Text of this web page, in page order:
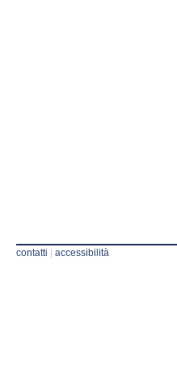
contatti | accessibilità